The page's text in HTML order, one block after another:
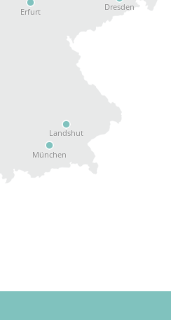
Dresden
Erfurt
Landshut
München